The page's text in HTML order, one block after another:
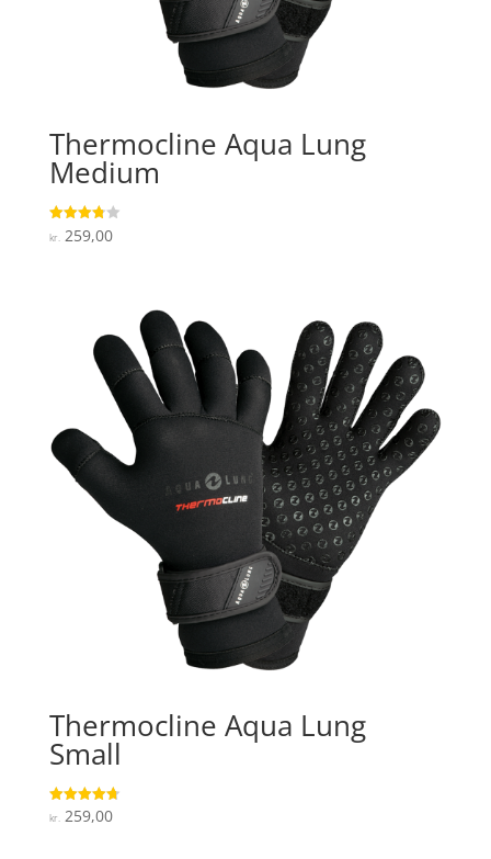
Thermocline Aqua Lung
Medium
Vurderet
3.8
kr.259,00
Thermocline Aqua Lung
Small
Vurderet
4.7
kr.259,00